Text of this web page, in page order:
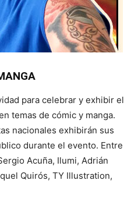
para celebrar y exhibir el
temas de cómic y manga.
nacionales exhibirán sus
durante el evento. Entre
Acuña, Ilumi, Adrián
Quirós, TY Illustration,